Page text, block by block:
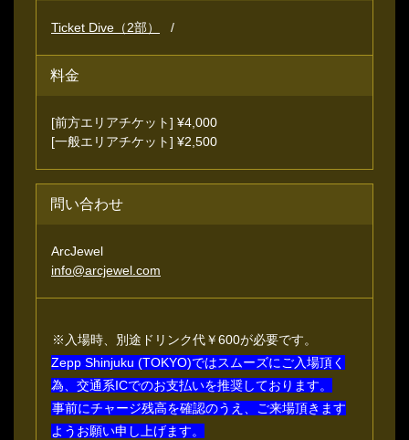
Ticket Dive（2部）
料金
[前方エリアチケット] ¥4,000
[一般エリアチケット] ¥2,500
問い合わせ
ArcJewel
info@arcjewel.com
※入場時、別途ドリンク代￥600が必要です。
Zepp Shinjuku (TOKYO)ではスムーズにご入場頂く
為、交通系ICでのお支払いを推奨しております。
事前にチャージ残高を確認のうえ、ご来場頂きます
ようお願い申し上げます。